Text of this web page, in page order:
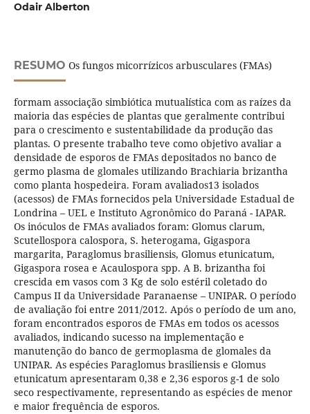
Odair Alberton
RESUMO Os fungos micorrízicos arbusculares (FMAs)
formam associação simbiótica mutualística com as raízes da
maioria das espécies de plantas que geralmente contribui
para o crescimento e sustentabilidade da produção das
plantas. O presente trabalho teve como objetivo avaliar a
densidade de esporos de FMAs depositados no banco de
germo plasma de glomales utilizando Brachiaria brizantha
como planta hospedeira. Foram avaliados13 isolados
(acessos) de FMAs fornecidos pela Universidade Estadual de
Londrina – UEL e Instituto Agronômico do Paraná - IAPAR.
Os inóculos de FMAs avaliados foram: Glomus clarum,
Scutellospora calospora, S. heterogama, Gigaspora
margarita, Paraglomus brasiliensis, Glomus etunicatum,
Gigaspora rosea e Acaulospora spp. A B. brizantha foi
crescida em vasos com 3 Kg de solo estéril coletado do
Campus II da Universidade Paranaense – UNIPAR. O período
de avaliação foi entre 2011/2012. Após o período de um ano,
foram encontrados esporos de FMAs em todos os acessos
avaliados, indicando sucesso na implementação e
manutenção do banco de germoplasma de glomales da
UNIPAR. As espécies Paraglomus brasiliensis e Glomus
etunicatum apresentaram 0,38 e 2,36 esporos g-1 de solo
seco respectivamente, representando as espécies de menor
e maior frequência de esporos.